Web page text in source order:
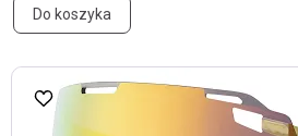
Do koszyka